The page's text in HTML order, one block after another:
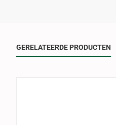
GERELATEERDE PRODUCTEN